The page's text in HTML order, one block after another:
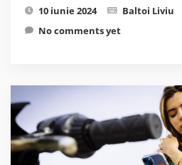
10 iunie 2024 Baltoi Liviu
No comments yet